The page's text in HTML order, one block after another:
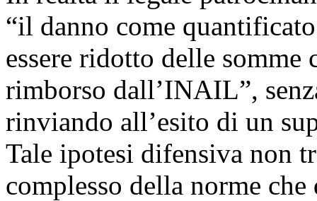
“il danno come
essere ridotto delle
rimborso dall’INAIL”,
rinviando all’esito di un
Tale ipotesi difensiva non
complesso della norme